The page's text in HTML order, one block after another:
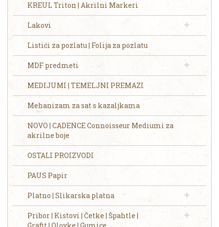
KREUL Triton | Akrilni Markeri
Lakovi
Listići za pozlatu | Folija za pozlatu
MDF predmeti
MEDIJUMI | TEMELJNI PREMAZI
Mehanizam za sat s kazaljkama
NOVO | CADENCE Connoisseur Mediumi za
akrilne boje
OSTALI PROIZVODI
PAUS Papir
Platno | Slikarska platna
Pribor | Kistovi | Četke | Špahtle |